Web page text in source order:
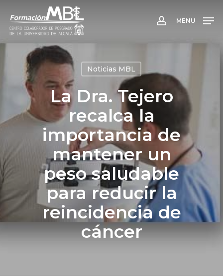
main
content
account
MENU
Noticias MBL
La Dra. Tejero
recalca la
importancia de
mantener un
peso saludable
para reducir la
reincidencia de
cáncer